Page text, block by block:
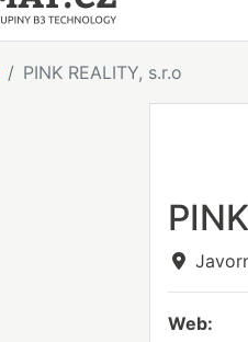
PINK REALITY, s.r.o
Web: